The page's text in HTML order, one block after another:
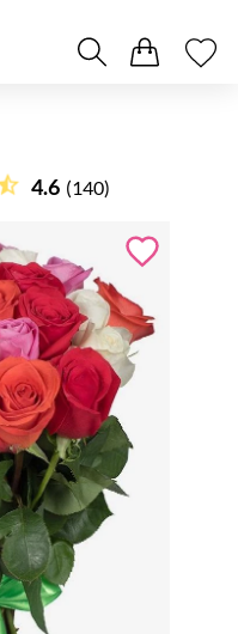
4.6 (140)